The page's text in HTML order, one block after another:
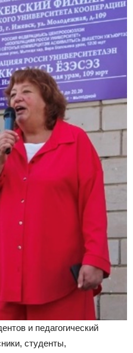
и педагогический
студенты,